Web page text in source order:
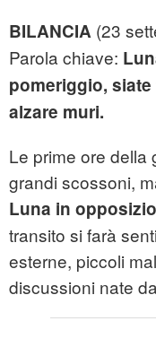
BILANCIA (23
Parola chiave:
pomeriggio,
alzare muri.
Le prime ore della
grandi scossoni,
Luna in
transito si farà
esterne, piccoli
discussioni nate